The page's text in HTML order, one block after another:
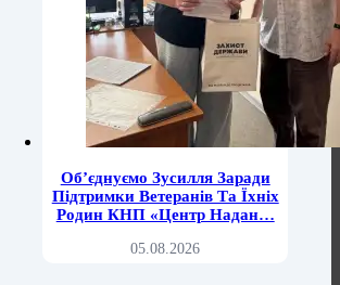
Об’єднуємо Зусилля Заради
Підтримки Ветеранів Та Їхніх
Родин КНП «Центр Надан…
05.08.2026